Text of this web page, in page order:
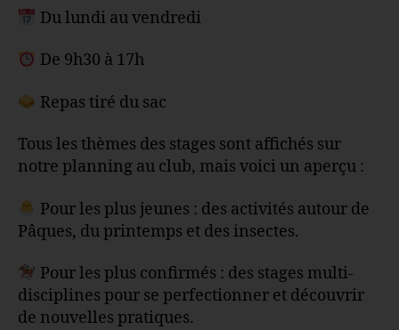
Du lundi au vendredi
De 9h30 à 17h
Repas tiré du sac
Tous les thèmes des stages sont affichés sur
notre planning au club, mais voici un aperçu :
Pour les plus jeunes : des activités autour de
Pâques, du printemps et des insectes.
Pour les plus confirmés : des stages multi-
disciplines pour se perfectionner et découvrir
de nouvelles pratiques.